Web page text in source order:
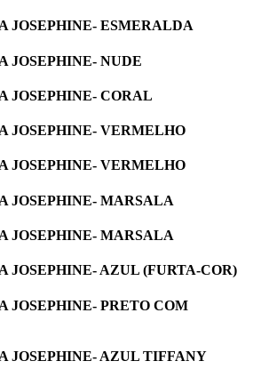
JOSEPHINE- ESMERALDA
JOSEPHINE- NUDE
JOSEPHINE- CORAL
JOSEPHINE- VERMELHO
JOSEPHINE- VERMELHO
JOSEPHINE- MARSALA
JOSEPHINE- MARSALA
JOSEPHINE- AZUL (FURTA-COR)
JOSEPHINE- PRETO COM
JOSEPHINE- AZUL TIFFANY